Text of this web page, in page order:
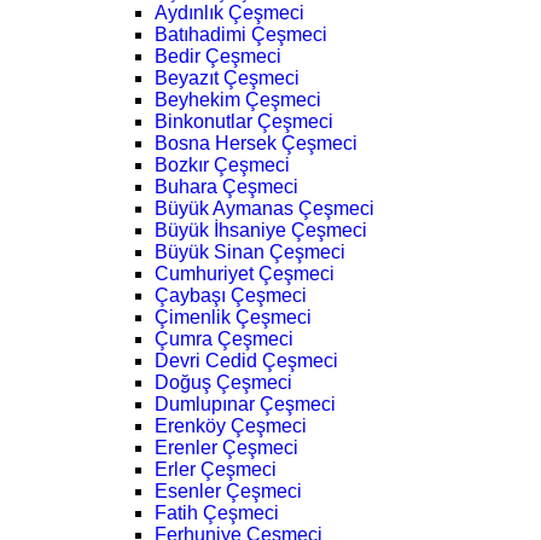
Aydınlık Çeşmeci
Batıhadimi Çeşmeci
Bedir Çeşmeci
Beyazıt Çeşmeci
Beyhekim Çeşmeci
Binkonutlar Çeşmeci
Bosna Hersek Çeşmeci
Bozkır Çeşmeci
Buhara Çeşmeci
Büyük Aymanas Çeşmeci
Büyük İhsaniye Çeşmeci
Büyük Sinan Çeşmeci
Cumhuriyet Çeşmeci
Çaybaşı Çeşmeci
Çimenlik Çeşmeci
Çumra Çeşmeci
Devri Cedid Çeşmeci
Doğuş Çeşmeci
Dumlupınar Çeşmeci
Erenköy Çeşmeci
Erenler Çeşmeci
Erler Çeşmeci
Esenler Çeşmeci
Fatih Çeşmeci
Ferhuniye Çeşmeci